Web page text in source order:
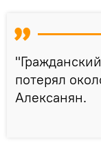
потерял
Алексанян.